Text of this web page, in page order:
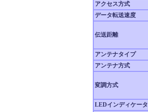
アクセス方式
データ転送速度
伝送距離
アンテナタイプ
アンテナ方式
変調方式
LEDインディケータ